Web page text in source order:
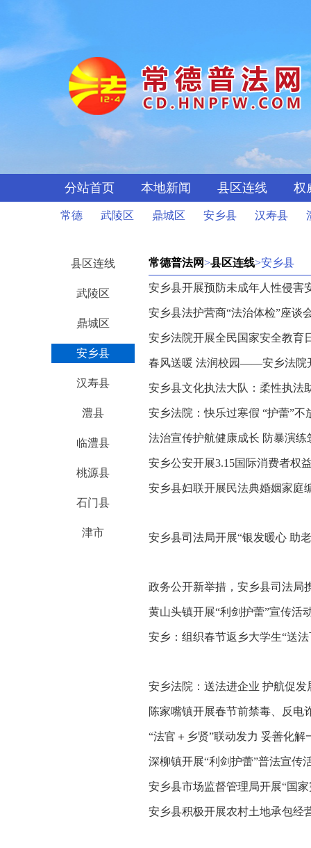
分站首页 本地新闻 县区连线 权
常德 武陵区 鼎城区 安乡县 汉寿县
县区连线
武陵区
鼎城区
安乡县
汉寿县
澧县
临澧县
桃源县
石门县
津市
常德普法网>县区连线>安乡县
安乡县开展预防未成年人性侵害
安乡县法护营商“法治体检”座谈
安乡法院开展全民国家安全教育
春风送暖 法润校园——安乡法院
安乡县文化执法大队：柔性执法
安乡法院：快乐过寒假 “护蕾”不
法治宣传护航健康成长 防暴演练
安乡公安开展3.15国际消费者权
安乡县妇联开展民法典婚姻家庭
安乡县司法局开展“银发暖心 助
政务公开新举措，安乡县司法局
黄山头镇开展“利剑护蕾”宣传活
安乡：组织春节返乡大学生“送
安乡法院：送法进企业 护航促发
陈家嘴镇开展春节前禁毒、反电
“法官＋乡贤”联动发力 妥善化解
深柳镇开展“利剑护蕾”普法宣传
安乡县市场监督管理局开展“国
安乡县积极开展农村土地承包经